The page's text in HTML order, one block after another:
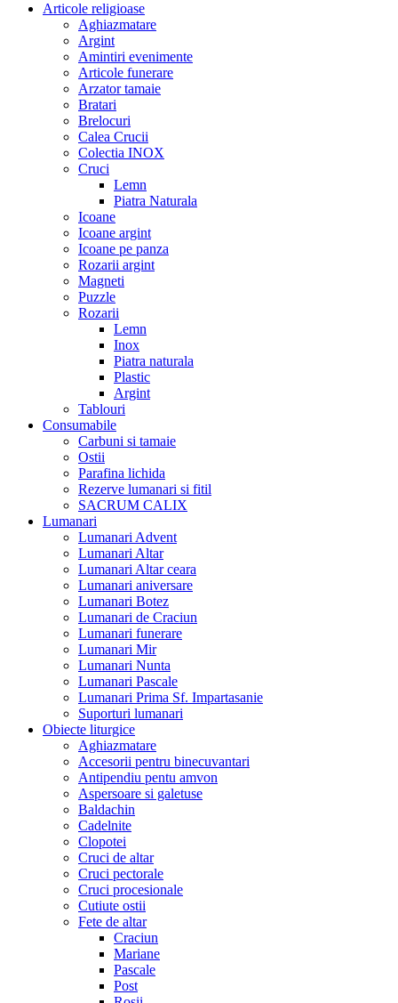
Articole religioase
Aghiazmatare
Argint
Amintiri evenimente
Articole funerare
Arzator tamaie
Bratari
Brelocuri
Calea Crucii
Colectia INOX
Cruci
Lemn
Piatra Naturala
Icoane
Icoane argint
Icoane pe panza
Rozarii argint
Magneti
Puzzle
Rozarii
Lemn
Inox
Piatra naturala
Plastic
Argint
Tablouri
Consumabile
Carbuni si tamaie
Ostii
Parafina lichida
Rezerve lumanari si fitil
SACRUM CALIX
Lumanari
Lumanari Advent
Lumanari Altar
Lumanari Altar ceara
Lumanari aniversare
Lumanari Botez
Lumanari de Craciun
Lumanari funerare
Lumanari Mir
Lumanari Nunta
Lumanari Pascale
Lumanari Prima Sf. Impartasanie
Suporturi lumanari
Obiecte liturgice
Aghiazmatare
Accesorii pentru binecuvantari
Antipendiu pentu amvon
Aspersoare si galetuse
Baldachin
Cadelnite
Clopotei
Cruci de altar
Cruci pectorale
Cruci procesionale
Cutiute ostii
Fete de altar
Craciun
Mariane
Pascale
Post